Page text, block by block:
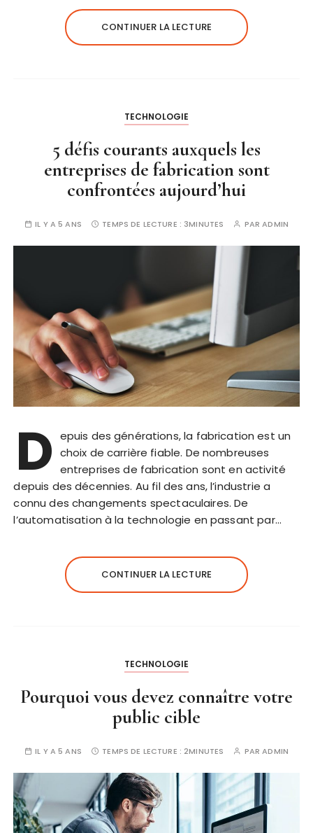
CONTINUER LA LECTURE
TECHNOLOGIE
5 défis courants auxquels les
entreprises de fabrication sont
confrontées aujourd’hui
IL Y A 5 ANS TEMPS DE LECTURE : 3MINUTES PARADMIN
D epuis des générations, la fabrication est un
choix de carrière fiable. De nombreuses
entreprises de fabrication sont en activité
depuis des décennies. Au fil des ans, l’industrie a
connu des changements spectaculaires. De
l’automatisation à la technologie en passant par…
CONTINUER LA LECTURE
TECHNOLOGIE
Pourquoi vous devez connaître votre
public cible
IL Y A 5 ANS TEMPS DE LECTURE :2MINUTES PARADMIN